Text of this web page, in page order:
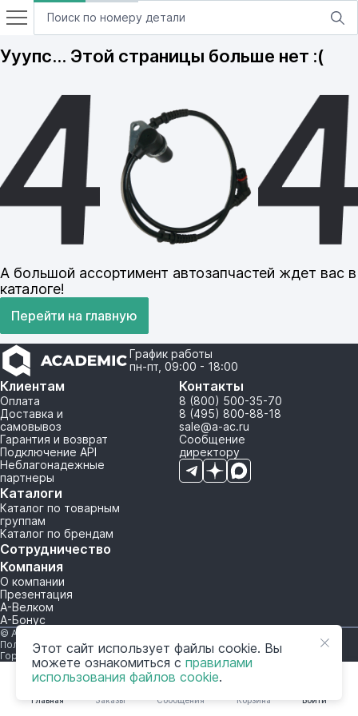
Главная Войти
Заказы Сообщения Корзина
Ууупс… Этой страницы больше нет :(
А большой ассортимент автозапчастей ждет вас в
каталоге!
Перейти на главную
График работы
пн-пт, 09:00 - 18:00
Клиентам
Оплата
Доставка и
самовывоз
Гарантия и возврат
Подключение API
Неблагонадежные
партнеры
Каталоги
Каталог по товарным
группам
Каталог по брендам
Сотрудничество
Компания
О компании
Презентация
А-Велком
А-Бонус
Контакты
8 (800) 500-35-70
8 (495) 800-88-18
sale@a-ac.ru
Сообщение
директору
© A-AC.RU 2015-2026. Все права защищены.
Политика обработки персональных данных
Горячая линия корпоративного регулирования и контроля
Этот сайт использует файлы cookie. Вы
можете ознакомиться с правилами
использования файлов cookie.